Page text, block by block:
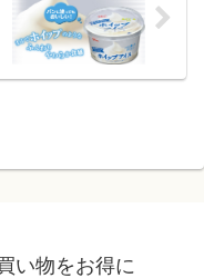
い物をお得に